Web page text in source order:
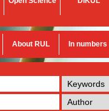
About RUL In numbers